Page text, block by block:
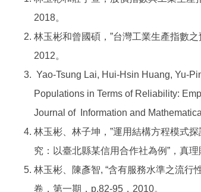
2018。
林玉彬和曾國碩，”台灣工業生產指數
2012。
Yao-Tsung Lai, Hui-Hsin Huang, Yu-
Populations in Terms of Reliability:
Journal of Information and
林玉彬、林子坤，”運用結構方程模式
究：以臺北縣某信用合作社為例”，真
林玉彬、陳彥智, “含有服務水準之流行
卷，第一期，p.82-95，2010。